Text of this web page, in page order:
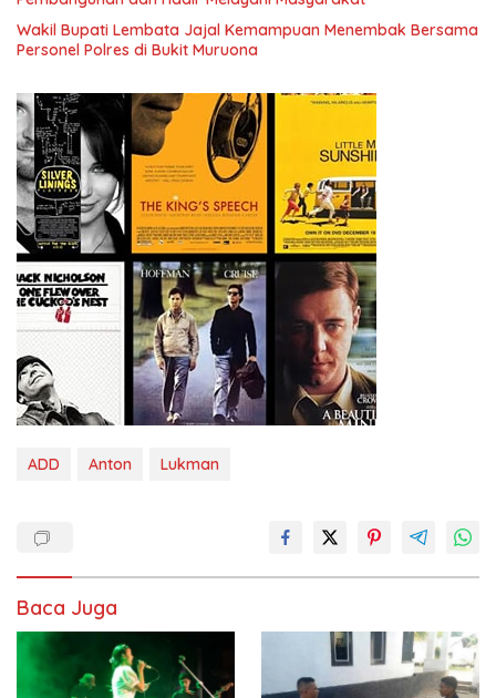
Wakil Bupati Lembata Jajal Kemampuan Menembak Bersama
Personel Polres di Bukit Muruona
ADD Anton Lukman
Baca Juga